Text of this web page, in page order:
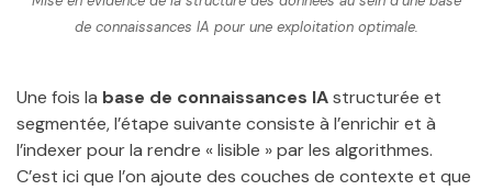
de connaissances IA pour une exploitation optimale.
Une fois la base de connaissances IAstructurée et
segmentée, l’étape suivante consiste à l’enrichir et à
l’indexer pour la rendre « lisible » par les algorithmes.
C’est ici que l’on ajoute des couches de contexte et que